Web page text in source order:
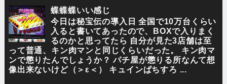
蝶蝶蝶いい感じ
今日は秘宝伝の導入日 全国で10万台くらい
入ると書いてあったので、BOXで入りまく
るのかと思ってたら 自分が見た3店舗は至
って普通、キン肉マンと同じくらいだった。 キン肉マ
ンで懲りたんでしょうか？ パチ屋が懲りる所なんて想
像出来ないけど（＞ε＜） キュインぱちすろ ...